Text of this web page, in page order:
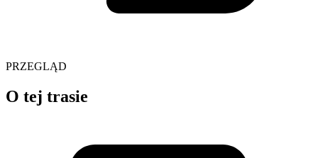
PRZEGLĄD
O tej trasie